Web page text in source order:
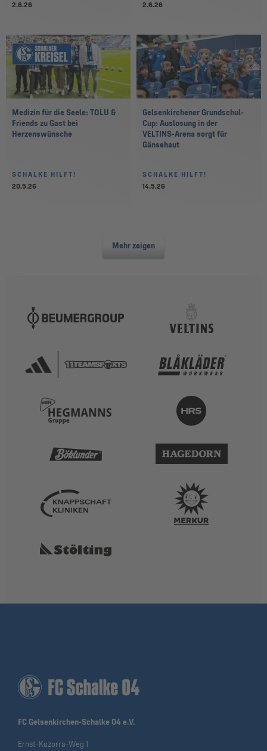
2.6.26
2.6.26
Medizin für die Seele: TOLU &
Friends zu Gast bei
Herzenswünsche
SCHALKE HILFT!
20.5.26
Gelsenkirchener Grundschul-
Cup: Auslosung in der
VELTINS‑Arena sorgt für
Gänsehaut
SCHALKE HILFT!
14.5.26
Mehr zeigen
FC Gelsenkirchen-Schalke 04 e.V.
Ernst-Kuzorra-Weg 1